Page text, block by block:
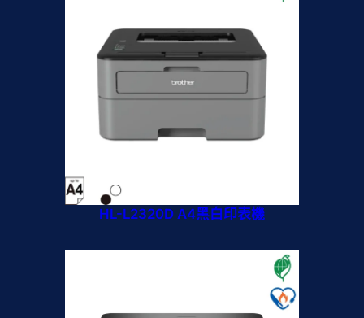
HL-L2320D A4黑白印表機